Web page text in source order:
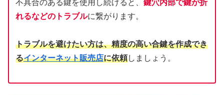
れるなどのトラブルに繋がります。
トラブルを避けたい方は、精度の高い合鍵を作成でき
るインターネット販売店に依頼しましょう。